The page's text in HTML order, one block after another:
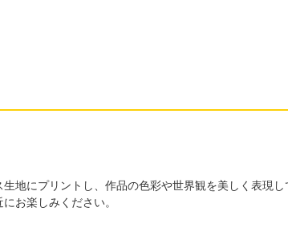
地にプリントし、作品の色彩や世界観を美しく表現し
お楽しみください。